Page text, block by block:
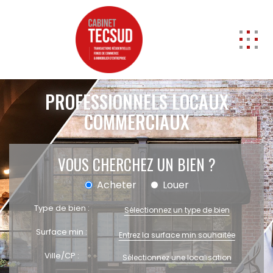
ACCUEIL
ACHETER
Professionnels
Entrepôts
A vendre
Locaux commerciaux
A vendre
A louer
Murs
Transmission d'entreprise
Local d'activités
PROFESSIONNELS LOCAUX
COMMERCIAUX
VOUS CHERCHEZ UN BIEN ?
Acheter Louer
Type de bien : Sélectionnez un type de bien
Surface min :
Ville/CP : Sélectionnez une localisation